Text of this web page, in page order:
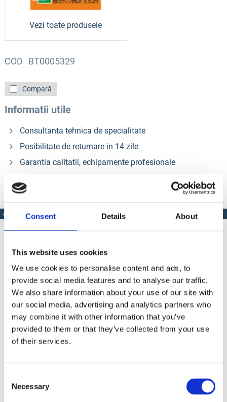
Consent Details About
This website uses cookies
We use cookies to personalise content and ads, to
provide social media features and to analyse our traffic.
We also share information about your use of our site with
our social media, advertising and analytics partners who
may combine it with other information that you’ve
provided to them or that they’ve collected from your use
of their services.
Selection
Necessary
Compară
Informatii utile
Consultanta tehnica de specialitate
Posibilitate de returnare in 14 zile
Garantia calitatii, echipamente profesionale
COD BT0005329
Vezi toate produsele
PRODUSE SIMILARE
Produse Similare
COD BT0002035
Extensie pistol airless Bisonte PAZ 30 cm.